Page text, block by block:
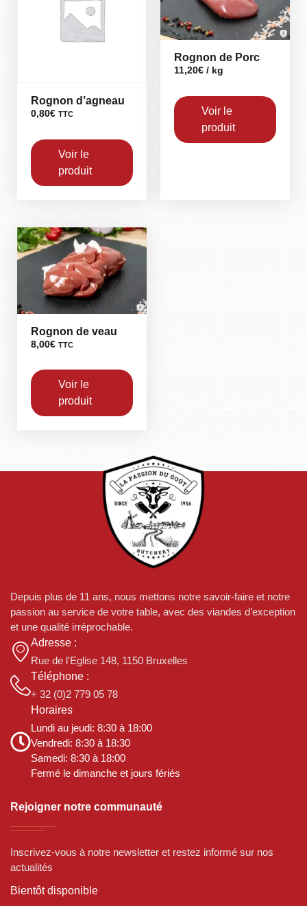
Rognon d’agneau
0,80€ TTC
Voir le
produit
Rognon de Porc
11,20€ / kg
Voir le
produit
Rognon de veau
8,00€ TTC
Voir le
produit
Depuis plus de 11 ans, nous mettons notre savoir-faire et notre
passion au service de votre table, avec des viandes d’exception
et une qualité irréprochable.
Adresse :
Rue de l'Eglise 148, 1150 Bruxelles
Téléphone :
+ 32 (0)2 779 05 78
Horaires
Lundi au jeudi: 8:30 à 18:00
Vendredi: 8:30 à 18:30
Samedi: 8:30 à 18:00
Fermé le dimanche et jours fériés
Rejoigner notre communauté
Inscrivez-vous à notre newsletter et restez informé sur nos
actualités
Bientôt disponible